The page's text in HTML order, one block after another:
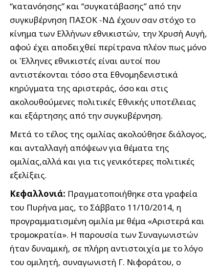
“κατανόησης” και “συγκατάβασης” από την
συγκυβέρνηση ΠΑΣΟΚ -ΝΔ έχουν σαν στόχο το
κίνημα των Ελλήνων εθνικιστών, την Χρυσή Αυγή,
αφού έχει αποδειχθεί περίτρανα πλέον πως μόνο
οι Έλληνες εθνικιστές είναι αυτοί που
αντιστέκονται τόσο στα Εθνομηδενιστικά
κηρύγματα της αριστεράς, όσο και στις
ακολουθούμενες πολιτικές Εθνικής υποτέλειας
και εξάρτησης από την συγκυβέρνηση.
Μετά το τέλος της ομιλίας ακολούθησε διάλογος,
και ανταλλαγή απόψεων για θέματα της
ομιλίας,αλλά και για τις γενικότερες πολιτικές
εξελίξεις.
Κεφαλλονιά: Πραγματοποιήθηκε στα γραφεία
του Πυρήνα μας, το Σάββατο 11/10/2014, η
προγραμματισμένη ομιλία με θέμα «Αριστερά και
τρομοκρατία». Η παρουσία των Συναγωνιστών
ήταν δυναμική, σε πλήρη αντιστοιχία με το λόγο
του ομιλητή, συναγωνιστή Γ. Νιφοράτου, ο